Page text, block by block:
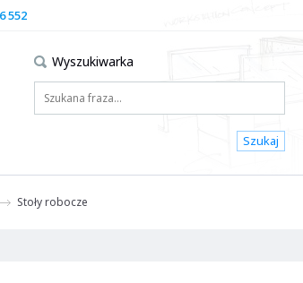
552
Wyszukiwarka
Szukaj
Stoły robocze